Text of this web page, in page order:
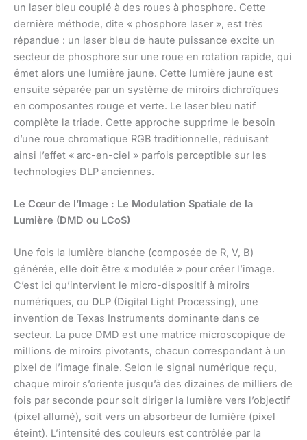
un laser bleu couplé à des roues à phosphore. Cette
dernière méthode, dite « phosphore laser », est très
répandue : un laser bleu de haute puissance excite un
secteur de phosphore sur une roue en rotation rapide, qui
émet alors une lumière jaune. Cette lumière jaune est
ensuite séparée par un système de miroirs dichroïques
en composantes rouge et verte. Le laser bleu natif
complète la triade. Cette approche supprime le besoin
d’une roue chromatique RGB traditionnelle, réduisant
ainsi l’effet « arc-en-ciel » parfois perceptible sur les
technologies DLP anciennes.
Le Cœur de l’Image : Le Modulation Spatiale de la
Lumière (DMD ou LCoS)
Une fois la lumière blanche (composée de R, V, B)
générée, elle doit être « modulée » pour créer l’image.
C’est ici qu’intervient le micro-dispositif à miroirs
numériques, ou DLP (Digital Light Processing), une
invention de Texas Instruments dominante dans ce
secteur. La puce DMD est une matrice microscopique de
millions de miroirs pivotants, chacun correspondant à un
pixel de l’image finale. Selon le signal numérique reçu,
chaque miroir s’oriente jusqu’à des dizaines de milliers de
fois par seconde pour soit diriger la lumière vers l’objectif
(pixel allumé), soit vers un absorbeur de lumière (pixel
éteint). L’intensité des couleurs est contrôlée par la